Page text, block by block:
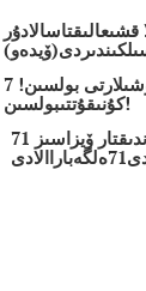
7 مامىر - وتان وتاناۋشىلقورعاۋشىلارتى بولسىن!
كۇنىقۇتتىبولسىن!
قازاقستاندىقتار ۆيزاسىز 71